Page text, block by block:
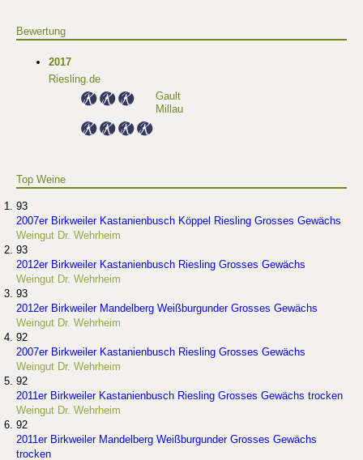
Bewertung
2017
Riesling.de
Gault
Millau
Top Weine
93
2007er Birkweiler Kastanienbusch Köppel Riesling Grosses Gewächs
Weingut Dr. Wehrheim
93
2012er Birkweiler Kastanienbusch Riesling Grosses Gewächs
Weingut Dr. Wehrheim
93
2012er Birkweiler Mandelberg Weißburgunder Grosses Gewächs
Weingut Dr. Wehrheim
92
2007er Birkweiler Kastanienbusch Riesling Grosses Gewächs
Weingut Dr. Wehrheim
92
2011er Birkweiler Kastanienbusch Riesling Grosses Gewächs trocken
Weingut Dr. Wehrheim
92
2011er Birkweiler Mandelberg Weißburgunder Grosses Gewächs
trocken